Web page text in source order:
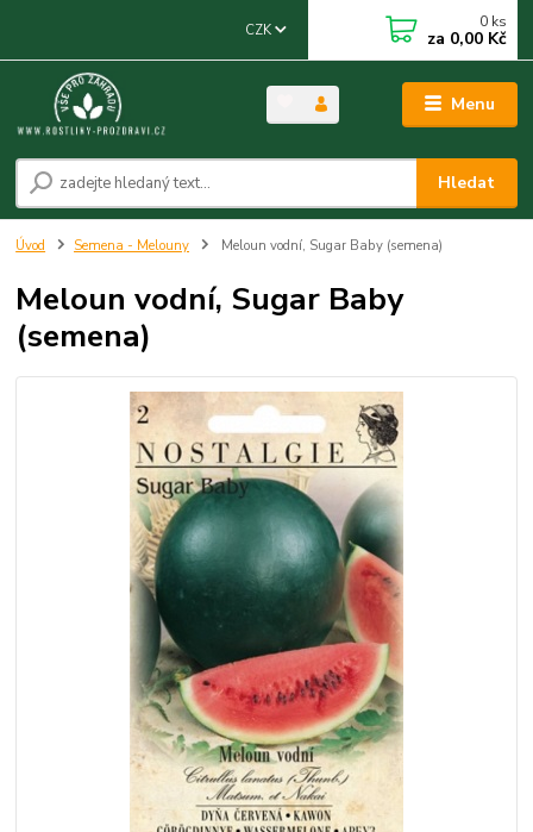
Menu
CZK
Hledat
0 ks
za 0,00 Kč
Úvod Semena - Melouny Meloun vodní, Sugar Baby (semena)
Meloun vodní, Sugar Baby
(semena)